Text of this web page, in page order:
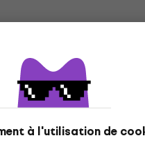
à l'utilisation de